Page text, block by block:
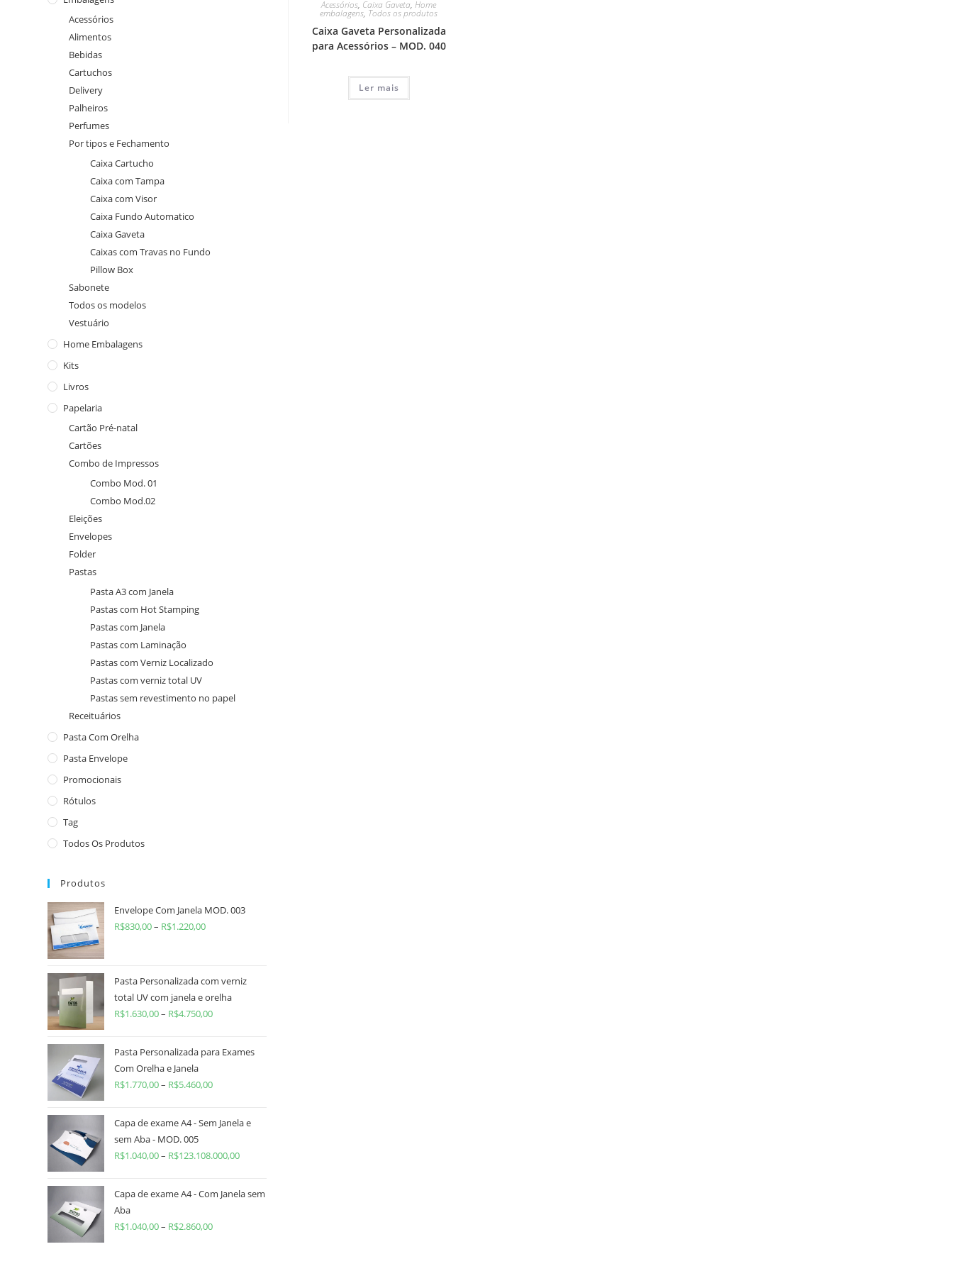
Acessórios, Caixa Gaveta,Home
embalagens, Todos os produtos
Caixa Gaveta Personalizada
para Acessórios – MOD. 040
Ler mais
Acessórios
Alimentos
Bebidas
Cartuchos
Delivery
Palheiros
Perfumes
Por tipos e Fechamento
Caixa Cartucho
Caixa com Tampa
Caixa com Visor
Caixa Fundo Automatico
Caixa Gaveta
Caixas com Travas no Fundo
Pillow Box
Sabonete
Todos os modelos
Vestuário
Home Embalagens
Kits
Livros
Papelaria
Cartão Pré-natal
Cartões
Combo de Impressos
Combo Mod. 01
Combo Mod.02
Eleições
Envelopes
Folder
Pastas
Pasta A3 com Janela
Pastas com Hot Stamping
Pastas com Janela
Pastas com Laminação
Pastas com Verniz Localizado
Pastas com verniz total UV
Pastas sem revestimento no papel
Receituários
Pasta Com Orelha
Pasta Envelope
Promocionais
Rótulos
Tag
Todos Os Produtos
Produtos
Envelope Com Janela MOD. 003
R$830,00– R$1.220,00
Pasta Personalizada com verniz
total UV com janela e orelha
R$1.630,00– R$4.750,00
Pasta Personalizada para Exames
Com Orelha e Janela
R$1.770,00– R$5.460,00
Capa de exame A4 - Sem Janela e
sem Aba - MOD. 005
R$1.040,00– R$123.108.000,00
Capa de exame A4 - Com Janela sem
Aba
R$1.040,00– R$2.860,00